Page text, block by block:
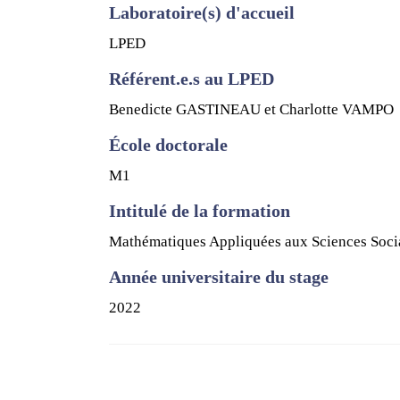
Laboratoire(s) d'accueil
LPED
Référent.e.s au LPED
Benedicte GASTINEAU et Charlotte VAMPO
École doctorale
M1
Intitulé de la formation
Mathématiques Appliquées aux Sciences
Année universitaire du stage
2022